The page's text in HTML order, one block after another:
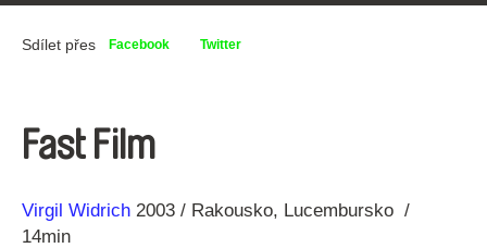
Sdílet přes Facebook Twitter
Fast Film
Režie
Virgil Widrich
Rok 2003 Rakousko Lucembursko
14min